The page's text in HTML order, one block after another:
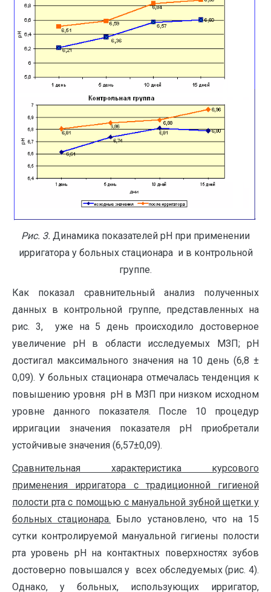
Рис. 3. Динамика показателей рН при применении
ирригатора у больных стационара и в контрольной
группе.
Как показал сравнительный анализ полученных
данных в контрольной группе, представленных на
рис. 3, уже на 5 день происходило достоверное
увеличение рН в области исследуемых МЗП; рН
достигал максимального значения на 10 день (6,8 ±
0,09). У больных стационара отмечалась тенденция к
повышению уровня рН в МЗП при низком исходном
уровне данного показателя. После 10 процедур
ирригации значения показателя рН приобретали
устойчивые значения (6,57±0,09).
Сравнительная характеристика курсового
применения ирригатора с традиционной гигиеной
полости рта с помощью с мануальной зубной щетки у
больных стационара. Было установлено, что на 15
сутки контролируемой мануальной гигиены полости
рта уровень рН на контактных поверхностях зубов
достоверно повышался у всех обследуемых (рис. 4).
Однако, у больных, использующих ирригатор,